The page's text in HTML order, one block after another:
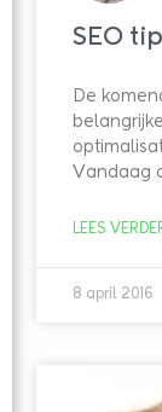
SEO
De
Vandaag
LEES
8 april 2016